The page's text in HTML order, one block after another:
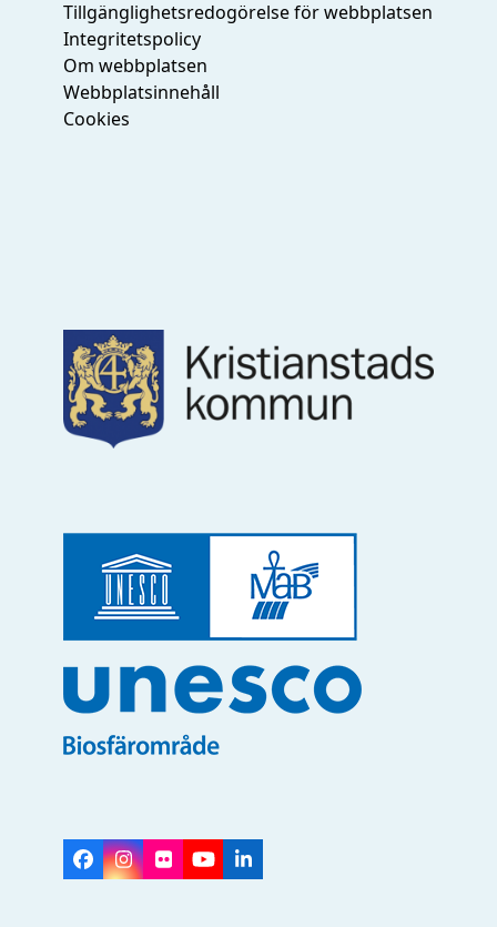
Tillgänglighetsredogörelse för webbplatsen
Integritetspolicy
Om webbplatsen
Webbplatsinnehåll
Cookies
Facebook
Instagram
FlickrYouTubeLinkedIn